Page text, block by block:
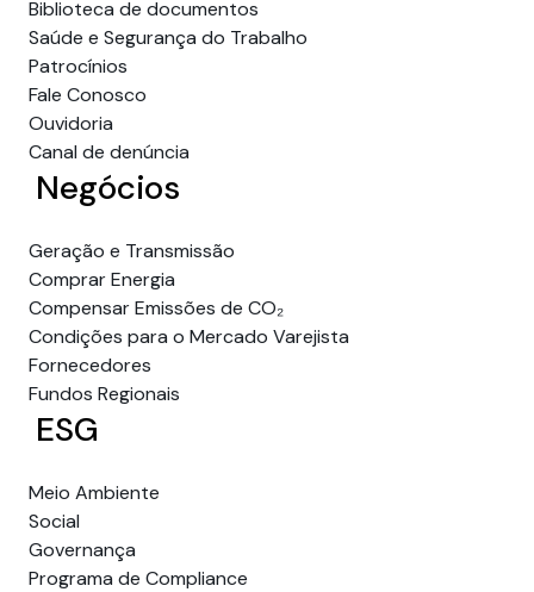
Biblioteca de documentos
Saúde e Segurança do Trabalho
Patrocínios
Fale Conosco
Ouvidoria
Canal de denúncia
Negócios
Geração e Transmissão
Comprar Energia
Compensar Emissões de CO₂
Condições para o Mercado Varejista
Fornecedores
Fundos Regionais
ESG
Meio Ambiente
Social
Governança
Programa de Compliance